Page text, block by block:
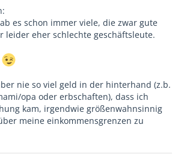
es schon immer viele, die zwar gute
leider eher schlechte geschäftsleute.
nie so viel geld in der hinterhand (z.b.
opa oder erbschaften), dass ich
kam, irgendwie größenwahnsinnig
meine einkommensgrenzen zu